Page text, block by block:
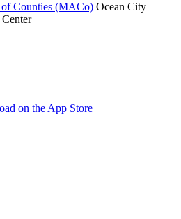
Counties (MACo) Ocean City